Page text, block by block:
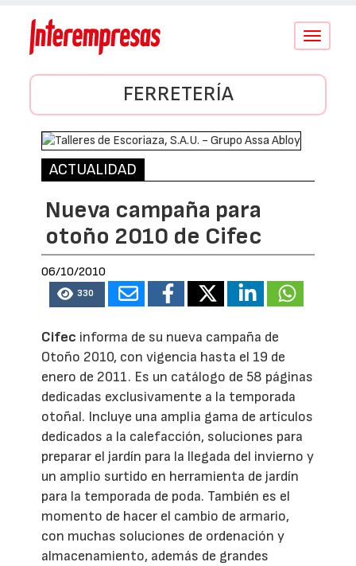
Conmutar
FERRETERÍA
ACTUALIDAD
Nueva campaña para
otoño 2010 de Cifec
06/10/2010
330
Cifec informa de su nueva campaña de
Otoño 2010, con vigencia hasta el 19 de
enero de 2011. Es un catálogo de 58 páginas
dedicadas exclusivamente a la temporada
otoñal. Incluye una amplia gama de artículos
dedicados a la calefacción, soluciones para
preparar el jardín para la llegada del invierno y
un amplio surtido en herramienta de jardín
para la temporada de poda. También es el
momento de hacer el cambio de armario,
con muchas soluciones de ordenación y
almacenamiento, además de grandes